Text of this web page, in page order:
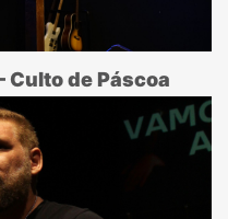
Culto de Páscoa